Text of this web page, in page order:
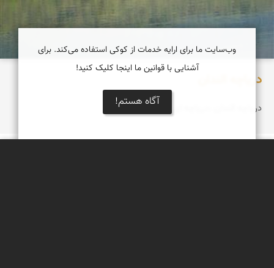
دریاچه الندان
دریاچه الندان ،دریاچه ای در دل جنگل
وب‌سایت ما برای ارایه خدمات از کوکی استفاده می‌کند. برای
آشنایی با قوانین ما اینجا کلیک کنید!
آگاه هستم!